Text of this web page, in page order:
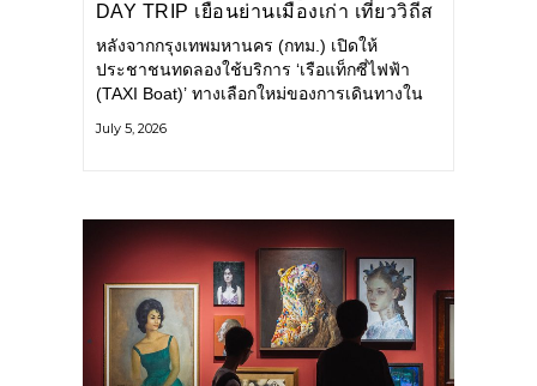
DAY TRIP เยือนย่านเมืองเก่า เที่ยววิถีส
โลว์ไลฟ์แบบรักษ์โลก
หลังจากกรุงเทพมหานคร (กทม.) เปิดให้
ประชาชนทดลองใช้บริการ ‘เรือแท็กซี่ไฟฟ้า
(TAXI Boat)’ ทางเลือกใหม่ของการเดินทางใน
แวดล้อม ผ่านแอปพลิเคชัน MuvMi (มูฟมี)
July 5, 2026